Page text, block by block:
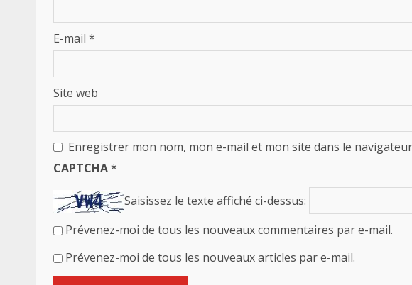
E-mail *
Site web
Enregistrer mon nom, mon e-mail et mon site dans le
CAPTCHA*
Saisissez le texte affiché ci-dessus:
Prévenez-moi de tous les nouveaux commentaires par e-mail.
Prévenez-moi de tous les nouveaux articles par e-mail.